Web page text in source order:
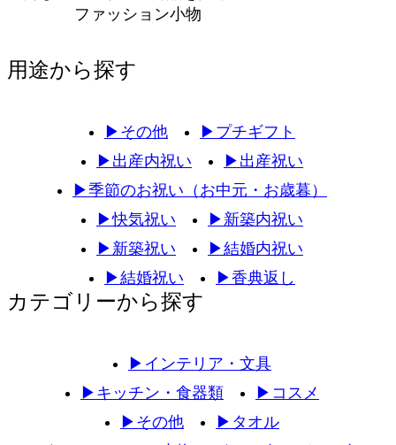
ファッション小物
用途から探す
▶ その他 ▶ プチギフト
▶ 出産内祝い ▶ 出産祝い
▶季節のお祝い（お中元・お歳暮）
▶快気祝い ▶ 新築内祝い
▶ 新築祝い ▶結婚内祝い
▶結婚祝い ▶香典返し
カテゴリーから探す
▶ インテリア・文具
▶ キッチン・食器類 ▶ コスメ
▶ その他 ▶ タオル